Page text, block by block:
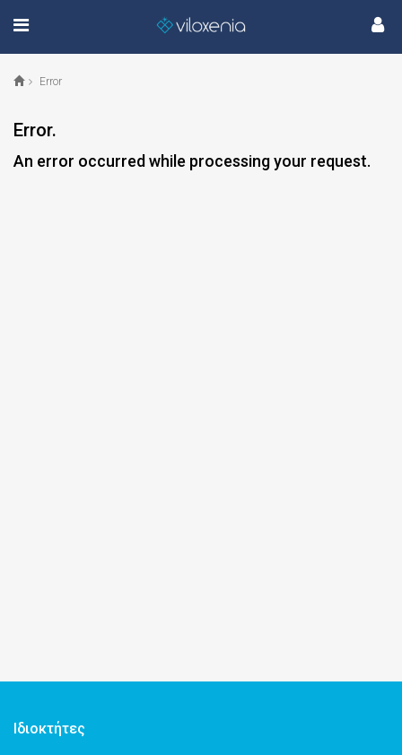
Error
Error.
An error occurred while processing your request.
Ιδιοκτήτες